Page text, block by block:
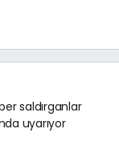
saldırganlar
uyarıyor